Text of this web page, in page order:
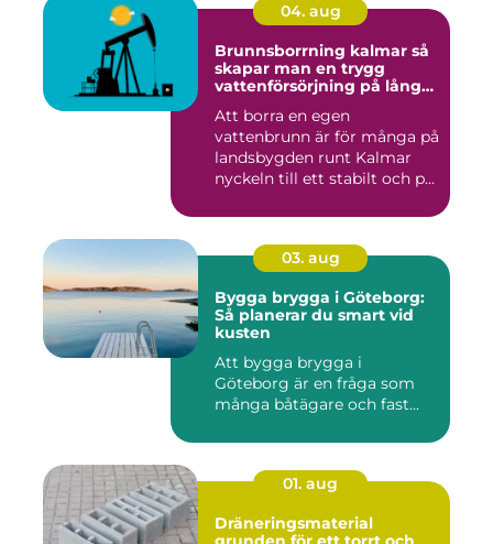
04. aug
Brunnsborrning kalmar så
skapar man en trygg
vattenförsörjning på lång
Att borra en egen
vattenbrunn är för många på
landsbygden runt Kalmar
nyckeln till ett stabilt och p...
03. aug
Bygga brygga i Göteborg:
Så planerar du smart vid
kusten
Att bygga brygga i
Göteborg är en fråga som
många båtägare och fast...
01. aug
Dräneringsmaterial